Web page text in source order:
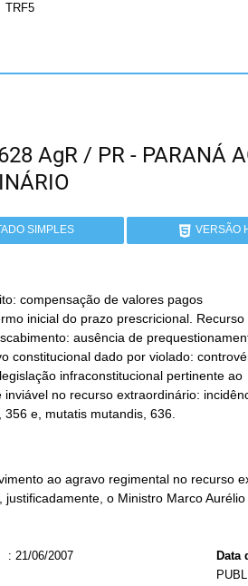
TRF5
AgR / PR - PARANÁ
SIMPLES VERSÃO
compensação de valores pagos
356 e, mutatis mutandis, 636.
ao agravo regimental no recurso
justificadamente, o Ministro Marco
: 21/06/2007 Data